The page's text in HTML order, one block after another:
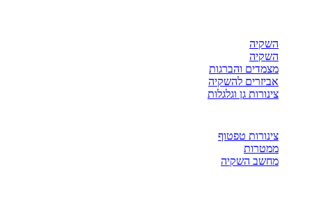
השקיה
השקיה
מצמדים והברגות
אביזרים להשקיה
צינורות גן וגלגלות
צינורות טפטוף
ממטרות
מחשב השקיה